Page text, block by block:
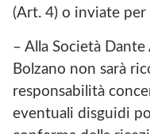
(Art. 4) o inviate per
– Alla Società
Bolzano non sarà
responsabilità
eventuali disguidi